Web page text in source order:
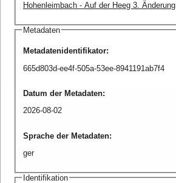
Hohenleimbach - Auf der Heeg 3. Änderung
Metadaten
Metadatenidentifikator:
665d803d-ee4f-505a-53ee-8941191ab7f4
Datum der Metadaten:
2026-08-02
Sprache der Metadaten:
ger
Identifikation